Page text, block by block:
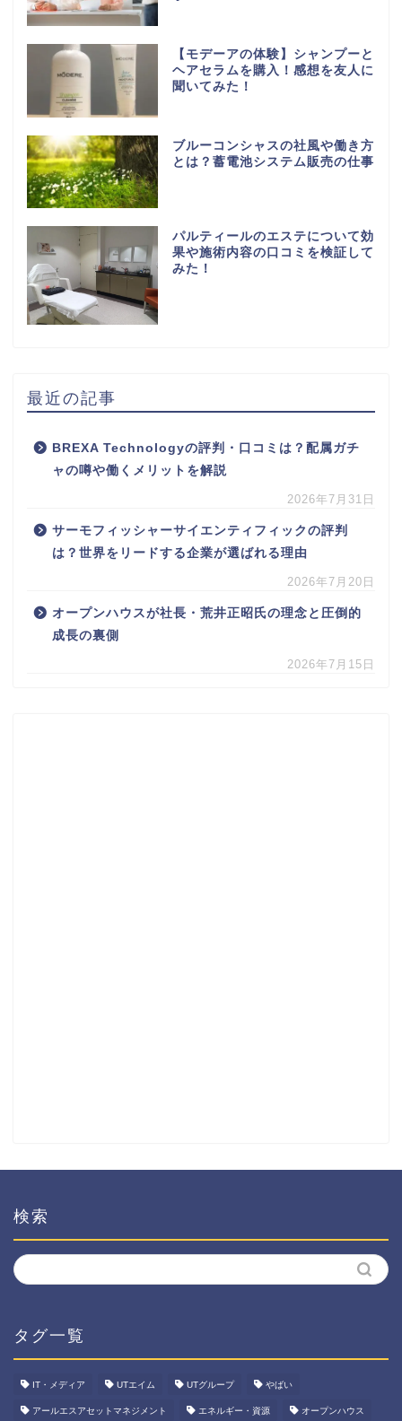
【モデーアの体験】シャンプーと
ヘアセラムを購入！感想を友人に
聞いてみた！
ブルーコンシャスの社風や働き方
とは？蓄電池システム販売の仕事
パルティールのエステについて効
果や施術内容の口コミを検証して
みた！
最近の記事
BREXA Technologyの評判・口コミは？配属ガチ
ャの噂や働くメリットを解説
2026年7月31日
サーモフィッシャーサイエンティフィックの評判
は？世界をリードする企業が選ばれる理由
2026年7月20日
オープンハウスが社長・荒井正昭氏の理念と圧倒的
成長の裏側
2026年7月15日
検索
タグ一覧
IT・メディア UTエイム UTグループ やばい
アールエスアセットマネジメント エネルギー・資源 オープンハウス